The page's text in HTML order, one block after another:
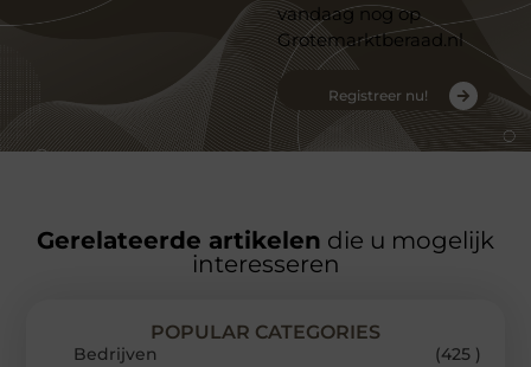
vandaag nog op
Grotemarktberaad.nl
Registreer nu!
Gerelateerde artikelen die u mogelijk
interesseren
POPULAR CATEGORIES
Bedrijven
(425 )